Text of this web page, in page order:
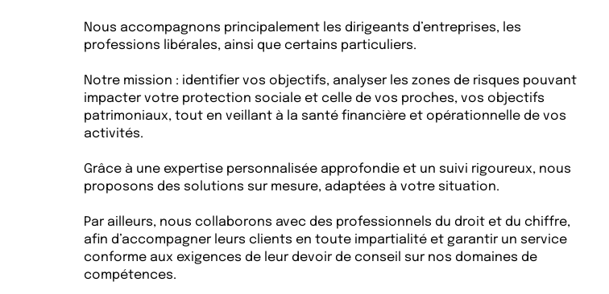
Nous accompagnons principalement les dirigeants d’entreprises, les
professions libérales, ainsi que certains particuliers.
Notre mission : identifier vos objectifs, analyser les zones de risques pouvant
impacter votre protection sociale et celle de vos proches, vos objectifs
patrimoniaux, tout en veillant à la santé financière et opérationnelle de vos
activités.
Grâce à une expertise personnalisée approfondie et un suivi rigoureux, nous
proposons des solutions sur mesure, adaptées à votre situation.
Par ailleurs, nous collaborons avec des professionnels du droit et du chiffre,
afin d’accompagner leurs clients en toute impartialité et garantir un service
conforme aux exigences de leur devoir de conseil sur nos domaines de
compétences.